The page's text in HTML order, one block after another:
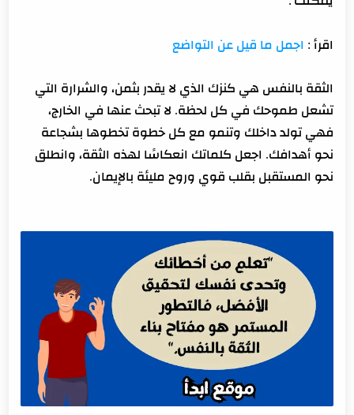
اقرأ : اجمل ما قيل عن التواضع
الثقة بالنفس هي كنزك الذي لا يقدر بثمن، والشرارة التي
تشعل طموحك في كل لحظة. لا تبحث عنها في الخارج،
فهي تولد داخلك وتنمو مع كل خطوة تخطوها بشجاعة
نحو أهدافك. اجعل كلماتك انعكاسًا لهذه الثقة، وانطلق
نحو المستقبل بقلب قوي وروح مليئة بالإيمان.